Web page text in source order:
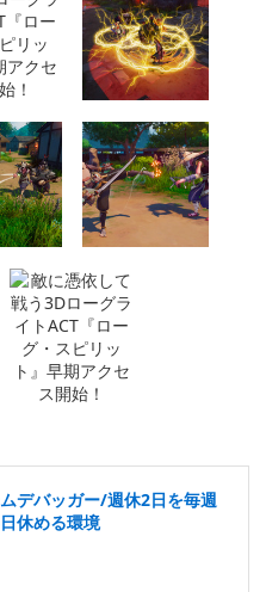
デバッガー/週休2日を毎週
休める環境